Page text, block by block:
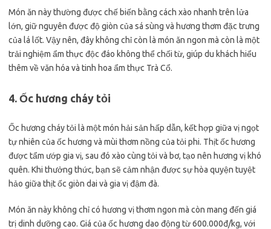
Món ăn này thường được chế biến bằng cách xào nhanh trên lửa
lớn, giữ nguyên được độ giòn của sá sùng và hương thơm đặc trưng
của lá lốt. Vậy nên, đây không chỉ còn là món ăn ngon mà còn là một
trải nghiệm ẩm thực độc đáo không thể chối từ, giúp du khách hiểu
thêm về văn hóa và tinh hoa ẩm thực Trà Cổ.
4. Ốc hương cháy tỏi
Ốc hương cháy tỏi là một món hải sản hấp dẫn, kết hợp giữa vị ngọt
tự nhiên của ốc hương và mùi thơm nồng của tỏi phi. Thịt ốc hương
được tẩm ướp gia vị, sau đó xào cùng tỏi và bơ, tạo nên hương vị khó
quên. Khi thưởng thức, bạn sẽ cảm nhận được sự hòa quyện tuyệt
hảo giữa thịt ốc giòn dai và gia vị đậm đà.
Món ăn này không chỉ có hương vị thơm ngon mà còn mang đến giá
trị dinh dưỡng cao. Giá của ốc hương dao động từ 600.000đ/kg, với